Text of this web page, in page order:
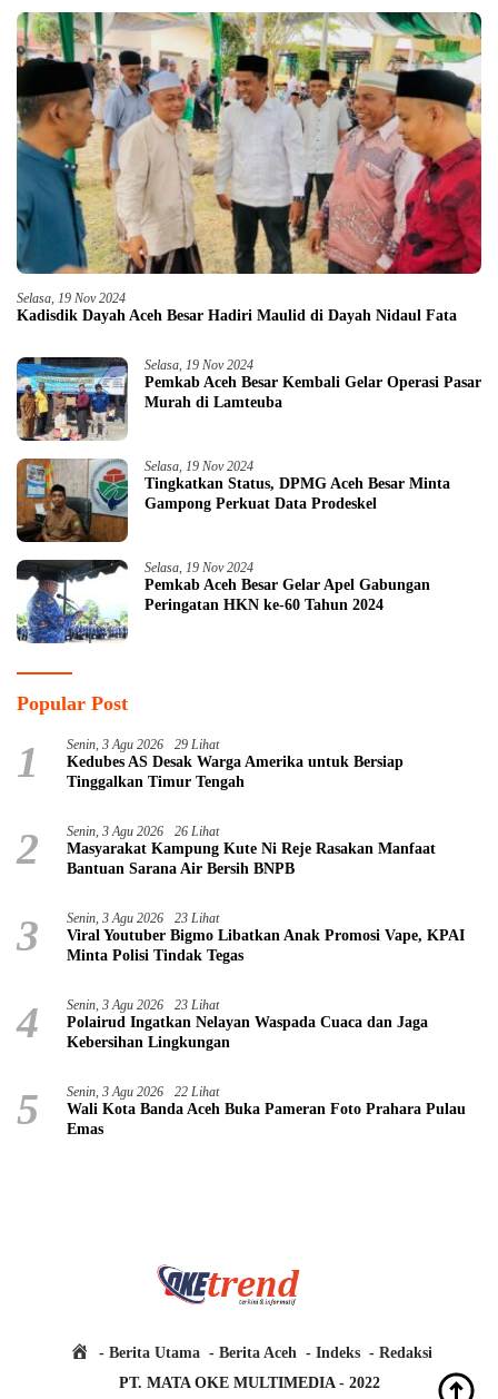
Selasa, 19 Nov 2024
Kadisdik Dayah Aceh Besar Hadiri Maulid di Dayah Nidaul Fata
Selasa, 19 Nov 2024
Pemkab Aceh Besar Kembali Gelar Operasi Pasar
Murah di Lamteuba
Selasa, 19 Nov 2024
Tingkatkan Status, DPMG Aceh Besar Minta
Gampong Perkuat Data Prodeskel
Selasa, 19 Nov 2024
Pemkab Aceh Besar Gelar Apel Gabungan
Peringatan HKN ke-60 Tahun 2024
Popular Post
1 Senin, 3 Agu 2026 29 Lihat
Kedubes AS Desak Warga Amerika untuk Bersiap
Tinggalkan Timur Tengah
2 Senin, 3 Agu 2026 26 Lihat
Masyarakat Kampung Kute Ni Reje Rasakan Manfaat
Bantuan Sarana Air Bersih BNPB
3 Senin, 3 Agu 2026 23 Lihat
Viral Youtuber Bigmo Libatkan Anak Promosi Vape, KPAI
Minta Polisi Tindak Tegas
4 Senin, 3 Agu 2026 23 Lihat
Polairud Ingatkan Nelayan Waspada Cuaca dan Jaga
Kebersihan Lingkungan
5 Senin, 3 Agu 2026 22 Lihat
Wali Kota Banda Aceh Buka Pameran Foto Prahara Pulau
Emas
H Berita Utama Berita Aceh Indeks
Redaksi
PT. MATA OKE MULTIMEDIA - 2022